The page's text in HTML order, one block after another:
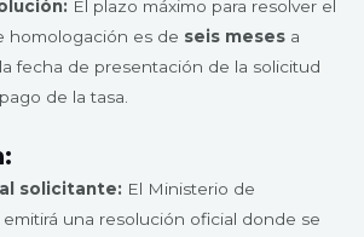
El plazo máximo para resolver el
homologación es de seis meses a
fecha de presentación de la solicitud
de la tasa.
solicitante: El Ministerio de
emitirá una resolución oficial donde se